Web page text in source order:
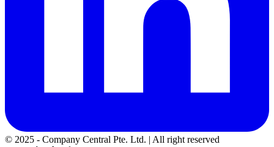
© 2025 - Company Central Pte. Ltd. | All right reserved